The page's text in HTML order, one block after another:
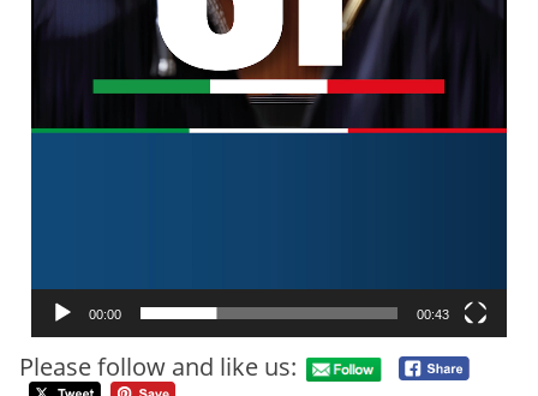
00:00 00:43
Please follow and like us: